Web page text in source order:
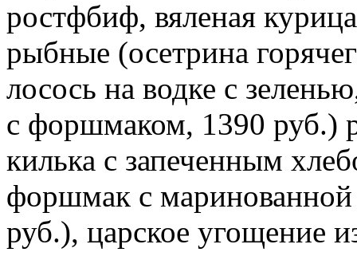
ростфбиф, вяленая
рыбные (осетрина
лосось на водке с
с форшмаком, 1390 руб.)
килька с запеченным
форшмак с
руб.), царское угощение